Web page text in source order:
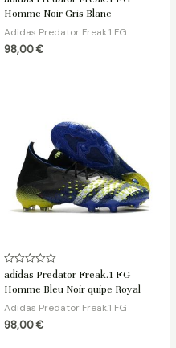
sur
Homme Noir Gris Blanc
Adidas Predator Freak.1 FG
98,00€
Note
sur
adidas Predator Freak.1 FG
Homme Bleu Noir quipe Royal
Adidas Predator Freak.1 FG
98,00€